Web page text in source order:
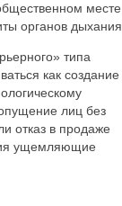
месте
органов
типа
как создание
лиц без
отказ в продаже
ущемляющие